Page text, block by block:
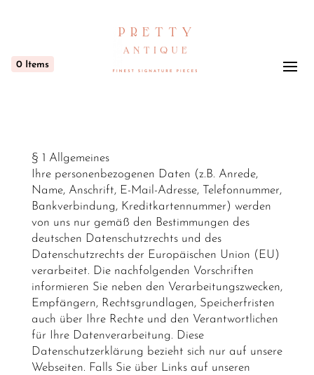
0 Items
§ 1 Allgemeines
Ihre personenbezogenen Daten (z.B. Anrede,
Name, Anschrift, E-Mail-Adresse, Telefonnummer,
Bankverbindung, Kreditkartennummer) werden
von uns nur gemäß den Bestimmungen des
deutschen Datenschutzrechts und des
Datenschutzrechts der Europäischen Union (EU)
verarbeitet. Die nachfolgenden Vorschriften
informieren Sie neben den Verarbeitungszwecken,
Empfängern, Rechtsgrundlagen, Speicherfristen
auch über Ihre Rechte und den Verantwortlichen
für Ihre Datenverarbeitung. Diese
Datenschutzerklärung bezieht sich nur auf unsere
Webseiten. Falls Sie über Links auf unseren